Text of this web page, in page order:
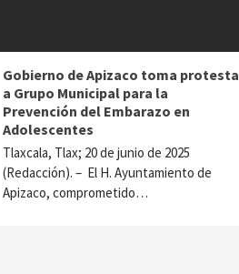
Gobierno de Apizaco toma protesta
a Grupo Municipal para la
Prevención del Embarazo en
Adolescentes
Tlaxcala, Tlax; 20 de junio de 2025
(Redacción). – El H. Ayuntamiento de
Apizaco, comprometido…